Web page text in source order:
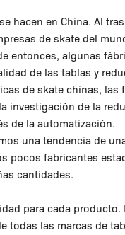
hacen en China. Al
de skate del
entonces, algunas
de las tablas y
de skate chinas, las
investigación de la
de la automatización.
una tendencia de
pocos fabricantes
cantidades.
para cada producto.
todas las marcas de